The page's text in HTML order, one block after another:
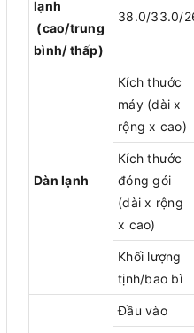
lạnh
(cao/trung
bình/ thấp)
38.0/33.0/
Dàn lạnh
Kích thước
máy (dài x
rộng x cao)
Kích thước
đóng gói
(dài x rộng
x cao)
Khối lượng
tịnh/bao bì
Đầu vào